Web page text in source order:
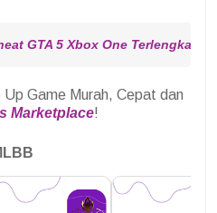
GTA 5 Xbox One Terlengkap!
Game Murah, Cepat dan
Marketplace!